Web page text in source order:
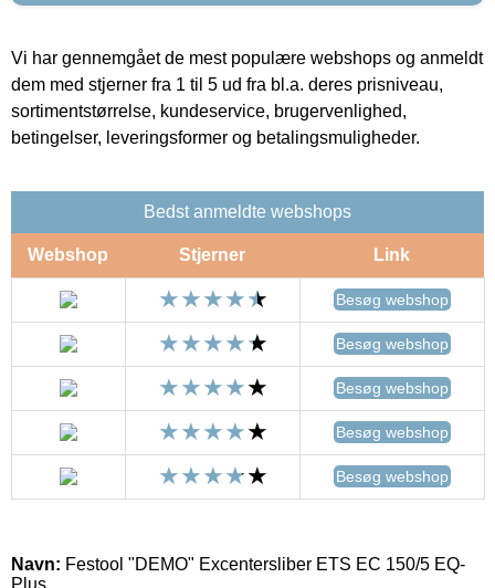
Vi har gennemgået de mest populære webshops og anmeldt
dem med stjerner fra 1 til 5 ud fra bl.a. deres prisniveau,
sortimentstørrelse, kundeservice, brugervenlighed,
betingelser, leveringsformer og betalingsmuligheder.
Bedst anmeldte webshops
Webshop Stjerner Link
Besøg webshop
Besøg webshop
Besøg webshop
Besøg webshop
Besøg webshop
Navn: Festool "DEMO" Excentersliber ETS EC 150/5 EQ-
Plus